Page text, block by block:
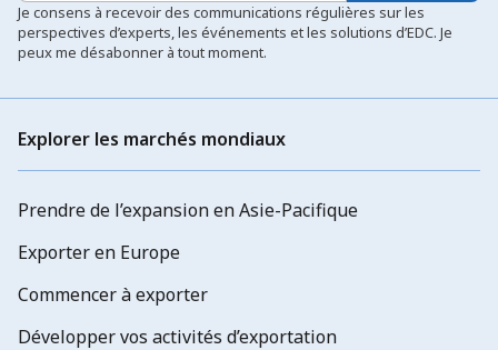
Je consens à recevoir des communications régulières sur les
perspectives d’experts, les événements et les solutions d’EDC. Je
peux me désabonner à tout moment.
Explorer les marchés mondiaux
Prendre de l’expansion en Asie-Pacifique
Exporter en Europe
Commencer à exporter
Développer vos activités d’exportation